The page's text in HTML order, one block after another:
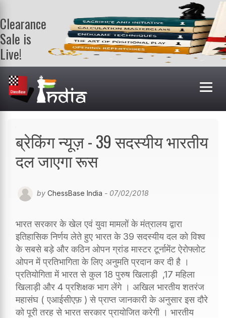
Clearance
Sale is
Live!
Get a FREE
book on
purchasing 2
or more
books. Valid
ब्रेकिंग न्यूज़ - 39 सदस्यीय भारतीय
दल जाएगा रूस
by ChessBase India - 07/02/2018
भारत सरकार के खेल एवं युवा मामलों के मंत्रालय द्वारा
इतिहासिक निर्णय लेते हुए भारत के 39 सदस्यीय दल को विश्व
के सबसे बड़े और कठिन ओपन ग्रांड मास्टर टूर्नामेंट ऐरोफ्लोट
ओपन में प्रतिभागिता के लिए अनुमति प्रदान कर दी है ।
प्रतियोगिता में भारत से कुल 18 पुरुष खिलाड़ी ,17 महिला
खिलाड़ी और 4 प्रशिक्षक भाग लेंगे । अखिल भारतीय शतरंज
महासंघ ( एआईसीएफ़ ) से प्राप्त जानकारी के अनुसार इस दौरे
को पूरी तरह से भारत सरकार प्रायोजित करेगी । भारतीय